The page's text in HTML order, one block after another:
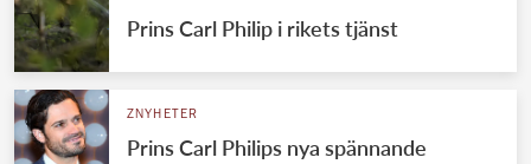
Prins Carl Philip i rikets tjänst
ZNYHETER
Prins Carl Philips nya spännande